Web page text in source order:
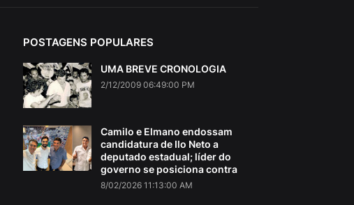
POSTAGENS POPULARES
UMA BREVE CRONOLOGIA
2/12/2009 06:49:00 PM
Camilo e Elmano endossam
candidatura de Ilo Neto a
deputado estadual; líder do
governo se posiciona contra
8/02/2026 11:13:00 AM